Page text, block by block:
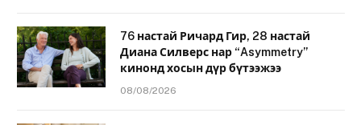
76 настай Ричард Гир, 28 настай
Диана Силверс нар “Asymmetry”
кинонд хосын дүр бүтээжээ
08/08/2026